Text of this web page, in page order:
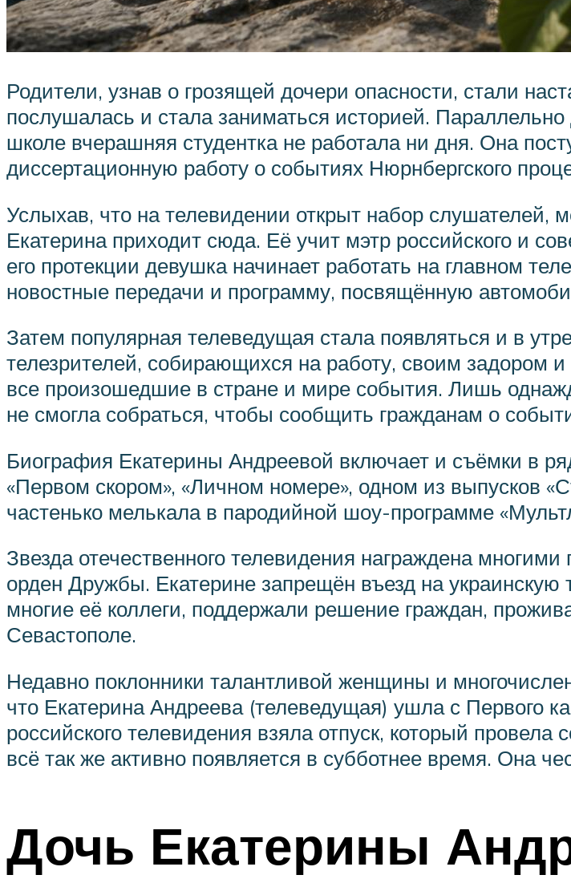
Родители, узнав о грозящей дочери опасности, стали
послушалась и стала заниматься историей.
школе вчерашняя студентка не работала ни дня. Она
диссертационную работу о событиях Нюрнбергского
Услыхав, что на телевидении открыт набор слушателей,
Екатерина приходит сюда. Её учит мэтр российского и
его протекции девушка начинает работать на главном
новостные передачи и программу, посвящённую
Затем популярная телеведущая стала появляться и в
телезрителей, собирающихся на работу, своим задором
все произошедшие в стране и мире события. Лишь
не смогла собраться, чтобы сообщить гражданам о
Биография Екатерины Андреевой включает и съёмки в
«Первом скором», «Личном номере», одном из выпусков
частенько мелькала в пародийной шоу-программе
Звезда отечественного телевидения награждена
орден Дружбы. Екатерине запрещён въезд на украинскую
многие её коллеги, поддержали решение граждан,
Севастополе.
Недавно поклонники талантливой женщины и
что Екатерина Андреева (телеведущая) ушла с Первого
российского телевидения взяла отпуск, который
всё так же активно появляется в субботнее время. Она
Дочь Екатерины